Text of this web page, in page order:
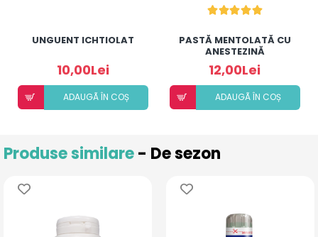
UNGUENT ICHTIOLAT
10,00Lei
ADAUGÃ ÎN COȘ
PASTĂ MENTOLATĂ CU
ANESTEZINĂ
12,00Lei
ADAUGÃ ÎN COȘ
Produse similare- De sezon